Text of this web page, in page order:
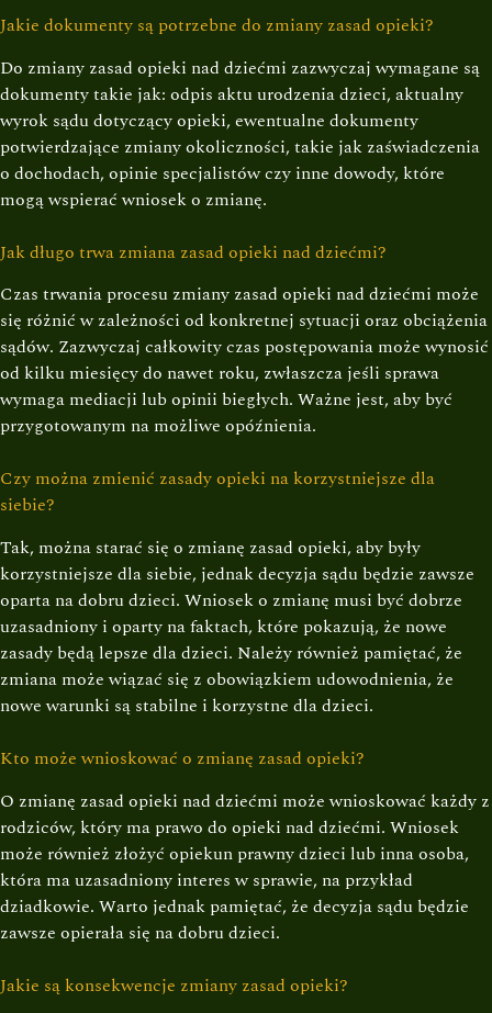
Jakie dokumenty są potrzebne do zmiany zasad opieki?
Do zmiany zasad opieki nad dziećmi zazwyczaj wymagane są
dokumenty takie jak: odpis aktu urodzenia dzieci, aktualny
wyrok sądu dotyczący opieki, ewentualne dokumenty
potwierdzające zmiany okoliczności, takie jak zaświadczenia
o dochodach, opinie specjalistów czy inne dowody, które
mogą wspierać wniosek o zmianę.
Jak długo trwa zmiana zasad opieki nad dziećmi?
Czas trwania procesu zmiany zasad opieki nad dziećmi może
się różnić w zależności od konkretnej sytuacji oraz obciążenia
sądów. Zazwyczaj całkowity czas postępowania może wynosić
od kilku miesięcy do nawet roku, zwłaszcza jeśli sprawa
wymaga mediacji lub opinii biegłych. Ważne jest, aby być
przygotowanym na możliwe opóźnienia.
Czy można zmienić zasady opieki na korzystniejsze dla
siebie?
Tak, można starać się o zmianę zasad opieki, aby były
korzystniejsze dla siebie, jednak decyzja sądu będzie zawsze
oparta na dobru dzieci. Wniosek o zmianę musi być dobrze
uzasadniony i oparty na faktach, które pokazują, że nowe
zasady będą lepsze dla dzieci. Należy również pamiętać, że
zmiana może wiązać się z obowiązkiem udowodnienia, że
nowe warunki są stabilne i korzystne dla dzieci.
Kto może wnioskować o zmianę zasad opieki?
O zmianę zasad opieki nad dziećmi może wnioskować każdy z
rodziców, który ma prawo do opieki nad dziećmi. Wniosek
może również złożyć opiekun prawny dzieci lub inna osoba,
która ma uzasadniony interes w sprawie, na przykład
dziadkowie. Warto jednak pamiętać, że decyzja sądu będzie
zawsze opierała się na dobru dzieci.
Jakie są konsekwencje zmiany zasad opieki?